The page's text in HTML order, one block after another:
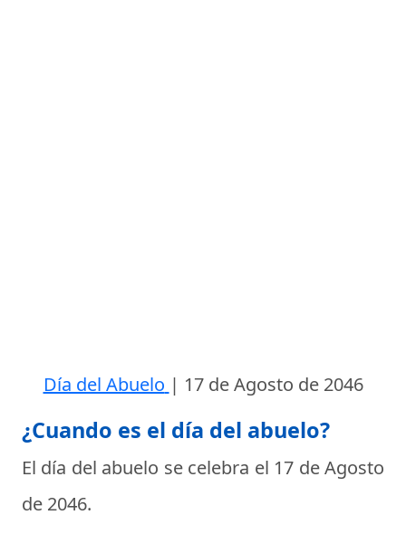
Día del Abuelo | 17 de Agosto de 2046
¿Cuando es el día del abuelo?
El día del abuelo se celebra el 17 de Agosto
de 2046.